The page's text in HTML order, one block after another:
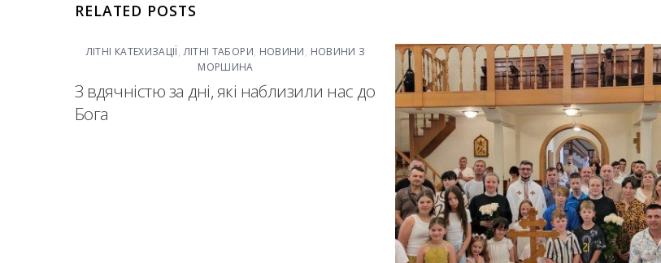
RELATED POSTS
ЛІТНІ КАТЕХИЗАЦІЇ,ЛІТНІ ТАБОРИ, НОВИНИ, НОВИНИ З
МОРШИНА
З вдячністю за дні, які наблизили нас до
Бога